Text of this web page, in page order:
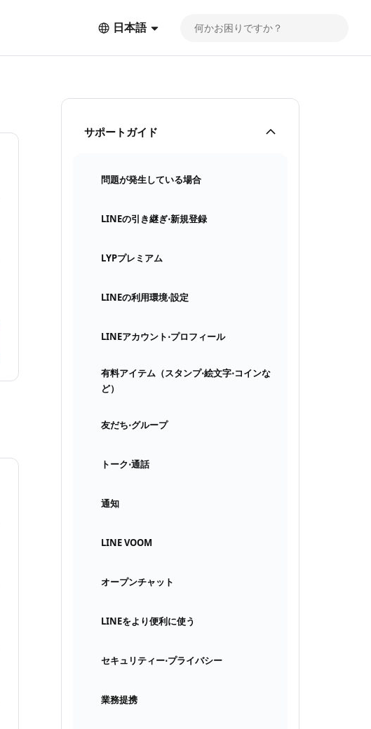
日本語
サポートガイド
問題が発生している場合
LINEの引き継ぎ⋅新規登録
LYPプレミアム
LINEの利用環境⋅設定
LINEアカウント⋅プロフィール
有料アイテム（スタンプ⋅絵文字⋅コインな
ど）
友だち⋅グループ
トーク⋅通話
通知
LINE VOOM
オープンチャット
LINEをより便利に使う
セキュリティー⋅プライバシー
業務提携